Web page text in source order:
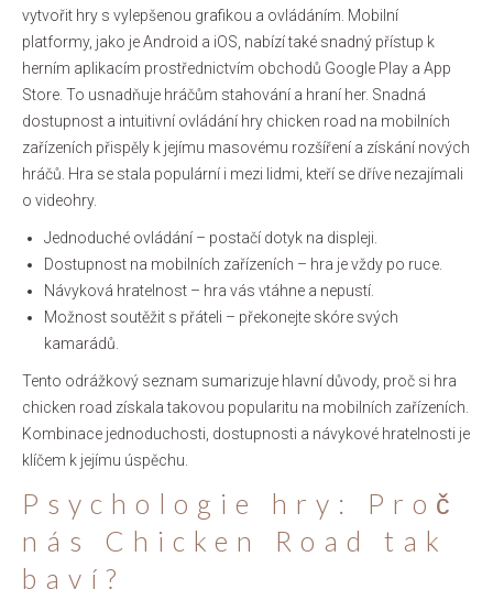
vytvořit hry s vylepšenou grafikou a ovládáním. Mobilní
platformy, jako je Android a iOS, nabízí také snadný přístup k
herním aplikacím prostřednictvím obchodů Google Play a App
Store. To usnadňuje hráčům stahování a hraní her. Snadná
dostupnost a intuitivní ovládání hry chicken road na mobilních
zařízeních přispěly k jejímu masovému rozšíření a získání nových
hráčů. Hra se stala populární i mezi lidmi, kteří se dříve nezajímali
o videohry.
Jednoduché ovládání – postačí dotyk na displeji.
Dostupnost na mobilních zařízeních – hra je vždy po ruce.
Návyková hratelnost – hra vás vtáhne a nepustí.
Možnost soutěžit s přáteli – překonejte skóre svých
kamarádů.
Tento odrážkový seznam sumarizuje hlavní důvody, proč si hra
chicken road získala takovou popularitu na mobilních zařízeních.
Kombinace jednoduchosti, dostupnosti a návykové hratelnosti je
klíčem k jejímu úspěchu.
Psychologie hry: Proč
nás Chicken Road tak
baví?